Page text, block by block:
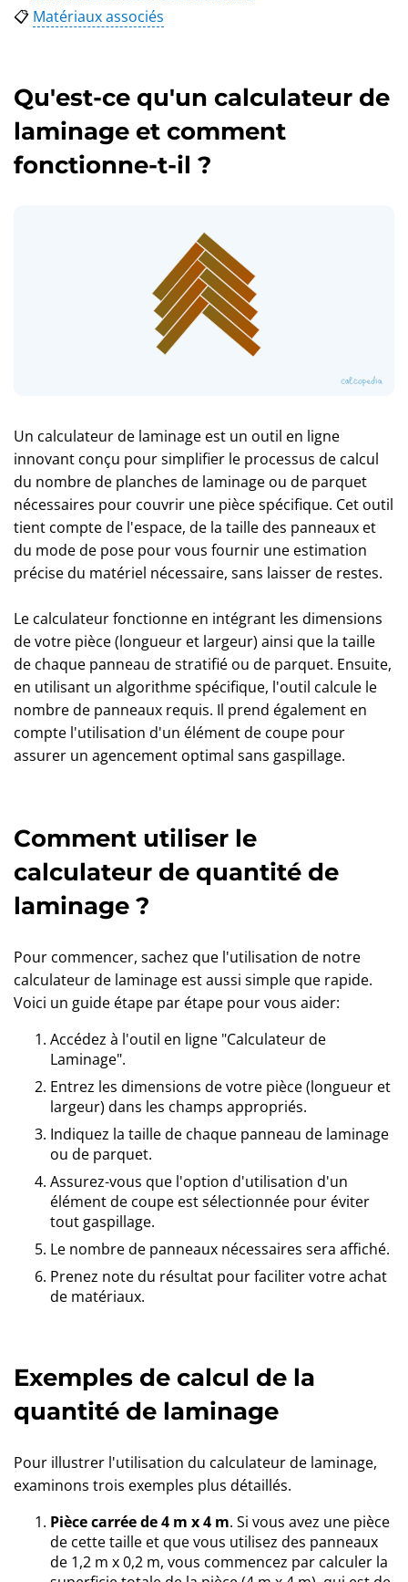
📋 Matériaux associés
Qu'est-ce qu'un calculateur de
laminage et comment
fonctionne-t-il ?
Un calculateur de laminage est un outil en ligne
innovant conçu pour simplifier le processus de calcul
du nombre de planches de laminage ou de parquet
nécessaires pour couvrir une pièce spécifique. Cet outil
tient compte de l'espace, de la taille des panneaux et
du mode de pose pour vous fournir une estimation
précise du matériel nécessaire, sans laisser de restes.
Le calculateur fonctionne en intégrant les dimensions
de votre pièce (longueur et largeur) ainsi que la taille
de chaque panneau de stratifié ou de parquet. Ensuite,
en utilisant un algorithme spécifique, l'outil calcule le
nombre de panneaux requis. Il prend également en
compte l'utilisation d'un élément de coupe pour
assurer un agencement optimal sans gaspillage.
Comment utiliser le
calculateur de quantité de
laminage ?
Pour commencer, sachez que l'utilisation de notre
calculateur de laminage est aussi simple que rapide.
Voici un guide étape par étape pour vous aider:
Accédez à l'outil en ligne "Calculateur de
Laminage".
Entrez les dimensions de votre pièce (longueur et
largeur) dans les champs appropriés.
Indiquez la taille de chaque panneau de laminage
ou de parquet.
Assurez-vous que l'option d'utilisation d'un
élément de coupe est sélectionnée pour éviter
tout gaspillage.
Le nombre de panneaux nécessaires sera affiché.
Prenez note du résultat pour faciliter votre achat
de matériaux.
Exemples de calcul de la
quantité de laminage
Pour illustrer l'utilisation du calculateur de laminage,
examinons trois exemples plus détaillés.
Pièce carrée de 4 m x 4 m. Si vous avez une pièce
de cette taille et que vous utilisez des panneaux
de 1,2 m x 0,2 m, vous commencez par calculer la